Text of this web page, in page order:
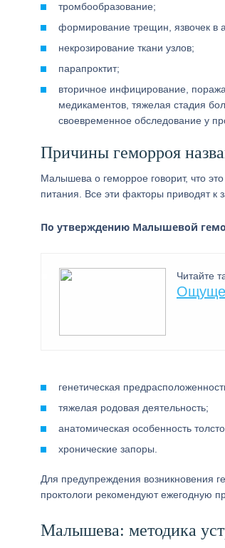
тромбообразование;
формирование трещин, язвочек в
некрозирование ткани узлов;
парапроктит;
вторичное инфицирование,
медикаментов, тяжелая стадия
своевременное обследование у
Причины геморроя
Малышева о геморрое говорит, что
питания. Все эти факторы приводят
По утверждению Малышевой
Читайте
генетическая
тяжелая родовая деятельность;
анатомическая особенность
хронические запоры.
Для предупреждения возникновения
проктологи рекомендуют ежегодную
Малышева: методика